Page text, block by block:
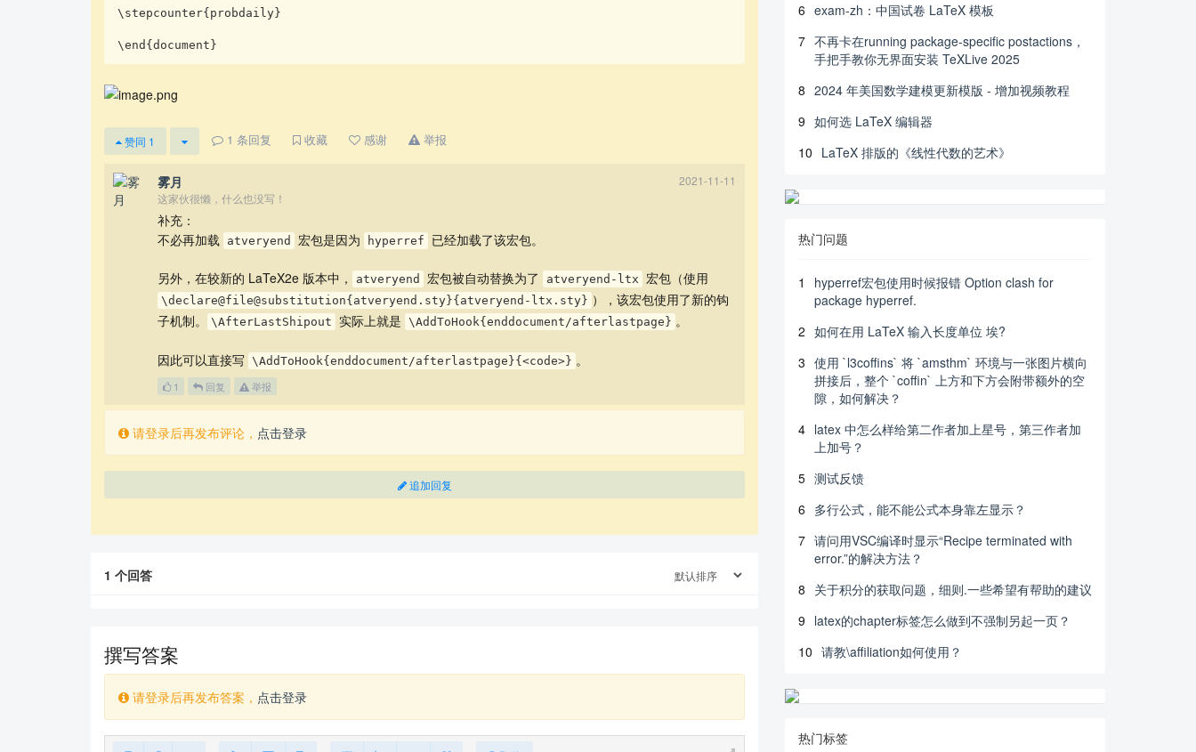
\stepcounter{probdaily}
\end{document}
赞同 1 1 条回复 收藏 感谢 举报
雾月
2021-11-11
这家伙很懒，什么也没写！
补充：
不必再加载
atveryend 宏包是因为 hyperref 已经加载了该宏包。
另外，在较新的 LaTeX2e 版本中， atveryend 宏包被自动替换为了 atveryend-ltx 宏包（使用
\declare@file@substitution{atveryend.sty}{atveryend-ltx.sty} ），该宏包使用了新的钩
子机制。
\AfterLastShipout 实际上就是 \AddToHook{enddocument/afterlastpage} 。
因此可以直接写 \AddToHook{enddocument/afterlastpage}{<code>} 。
1 回复 举报
请登录后再发布评论， 点击登录
追加回复
1 个回答
撰写答案
请登录后再发布答案， 点击登录
6 exam-zh：中国试卷 LaTeX 模板
7 不再卡在running package-specific postactions，
手把手教你无界面安装 TeXLive 2025
8 2024 年美国数学建模更新模版 - 增加视频教程
9 如何选 LaTeX 编辑器
10 LaTeX 排版的《线性代数的艺术》
热门问题
1
hyperref宏包使用时候报错 Option clash for
package hyperref.
2 如何在用 LaTeX 输入长度单位 埃?
3 使用 `l3coffins` 将 `amsthm` 环境与一张图片横向
拼接后，整个 `coffin` 上方和下方会附带额外的空
隙，如何解决？
4 latex 中怎么样给第二作者加上星号，第三作者加
上加号？
5 测试反馈
6 多行公式，能不能公式本身靠左显示？
7 请问用VSC编译时显示“Recipe terminated with
error.”的解决方法？
8 关于积分的获取问题，细则.一些希望有帮助的建议
9 latex的chapter标签怎么做到不强制另起一页？
10 请教\affiliation如何使用？
热门标签